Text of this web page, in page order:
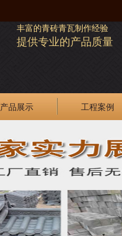
丰富的青砖青瓦制作经验
提供专业的产品质量
产品展示 工程案例